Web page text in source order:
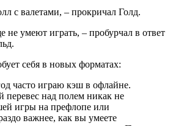
с валетами, – прокричал Голд.
умеют играть, – пробурчал в ответ
себя в новых форматах:
часто играю кэш в офлайне.
над полем никак не
игры на префлопе или
важнее, как вы умеете